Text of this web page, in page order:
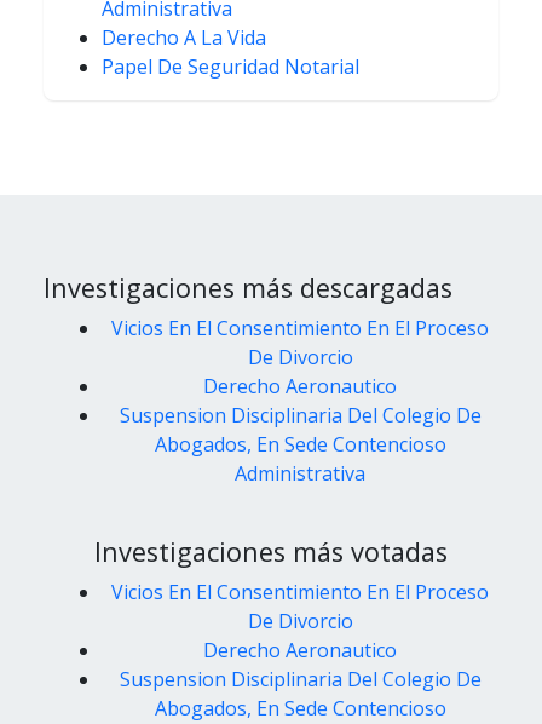
Administrativa
Derecho A La Vida
Papel De Seguridad Notarial
Investigaciones más descargadas
Vicios En El Consentimiento En El Proceso
De Divorcio
Derecho Aeronautico
Suspension Disciplinaria Del Colegio De
Abogados, En Sede Contencioso
Administrativa
Investigaciones más votadas
Vicios En El Consentimiento En El Proceso
De Divorcio
Derecho Aeronautico
Suspension Disciplinaria Del Colegio De
Abogados, En Sede Contencioso